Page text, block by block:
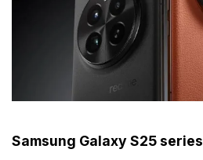
Samsung Galaxy S25 series